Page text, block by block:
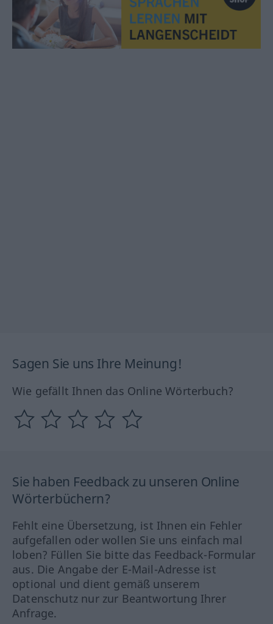
Sagen Sie uns Ihre Meinung!
Wie gefällt Ihnen das Online Wörterbuch?
Sie haben Feedback zu unseren Online
Wörterbüchern?
Fehlt eine Übersetzung, ist Ihnen ein Fehler
aufgefallen oder wollen Sie uns einfach mal
loben? Füllen Sie bitte das Feedback-Formular
aus. Die Angabe der E-Mail-Adresse ist
optional und dient gemäß unserem
Datenschutz nur zur Beantwortung Ihrer
Anfrage.